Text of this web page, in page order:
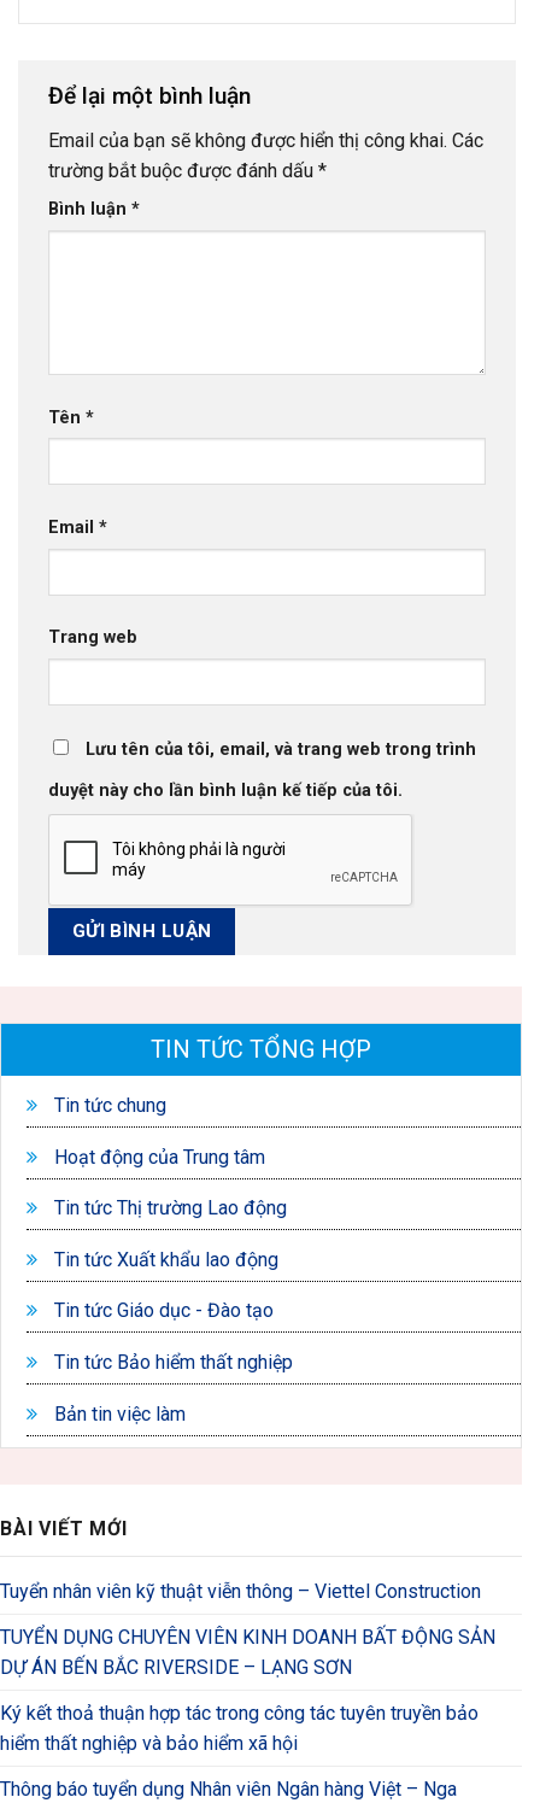
Để lại một bình luận
Email của bạn sẽ không được hiển thị công khai. Các
trường bắt buộc được đánh dấu *
Bình luận *
Tên *
Email *
Trang web
Lưu tên của tôi, email, và trang web trong trình
duyệt này cho lần bình luận kế tiếp của tôi.
TIN TỨC TỔNG HỢP
Tin tức chung
Hoạt động của Trung tâm
Tin tức Thị trường Lao động
Tin tức Xuất khẩu lao động
Tin tức Giáo dục - Đào tạo
Tin tức Bảo hiểm thất nghiệp
Bản tin việc làm
BÀI VIẾT MỚI
Tuyển nhân viên kỹ thuật viễn thông – Viettel Construction
TUYỂN DỤNG CHUYÊN VIÊN KINH DOANH BẤT ĐỘNG SẢN
DỰ ÁN BẾN BẮC RIVERSIDE – LẠNG SƠN
Ký kết thoả thuận hợp tác trong công tác tuyên truyền bảo
hiểm thất nghiệp và bảo hiểm xã hội
Thông báo tuyển dụng Nhân viên Ngân hàng Việt – Nga